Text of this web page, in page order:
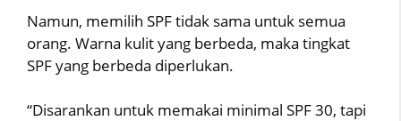
Namun, memilih SPF tidak sama untuk semua
orang. Warna kulit yang berbeda, maka tingkat
SPF yang berbeda diperlukan.
“Disarankan untuk memakai minimal SPF 30, tapi